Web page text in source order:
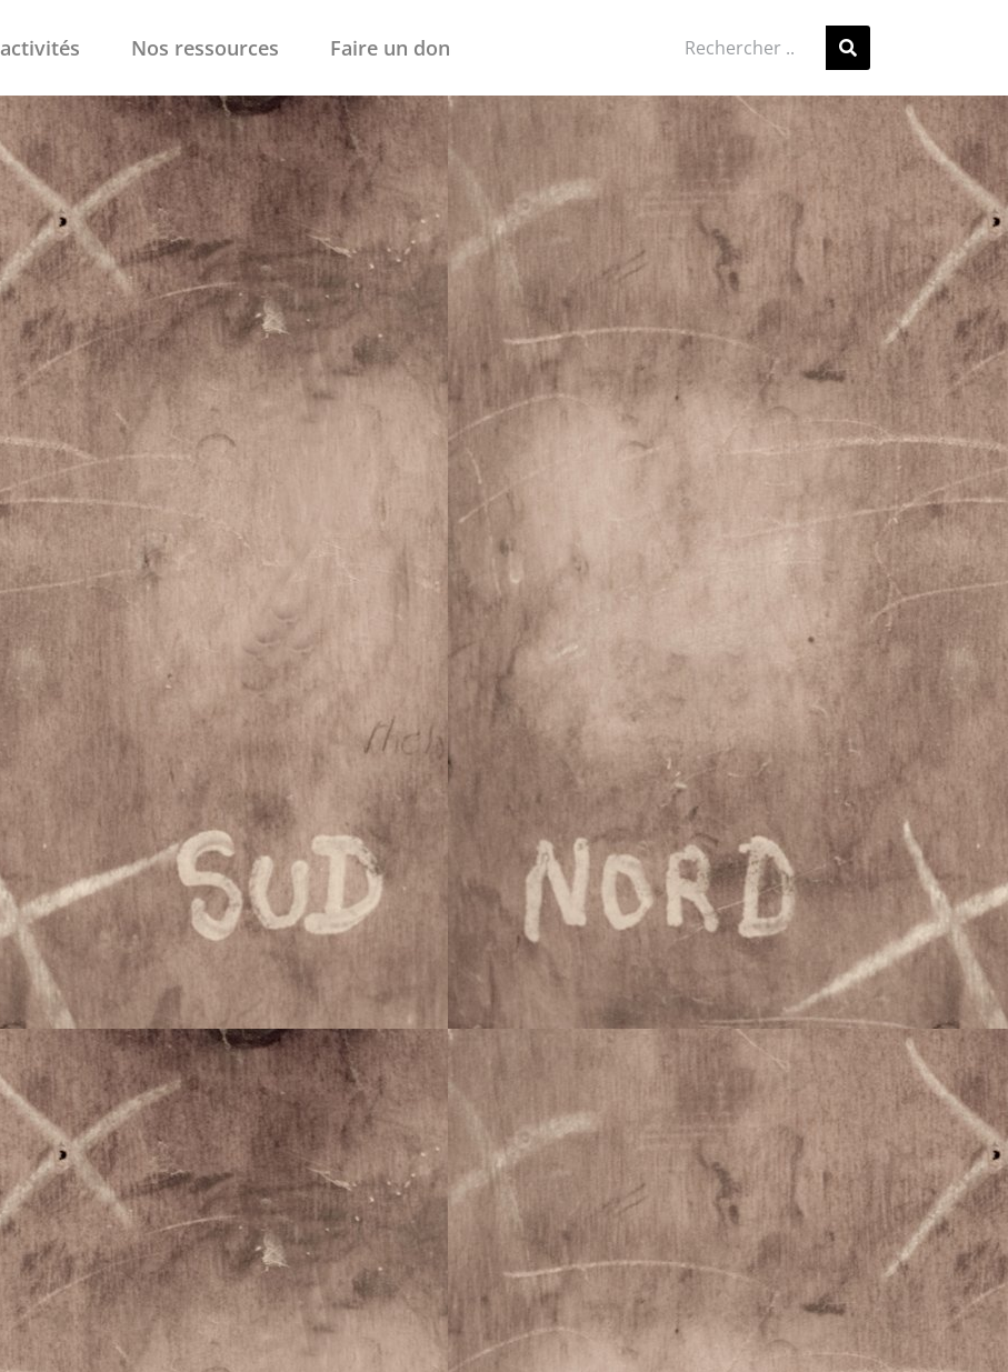
Nos ressources Faire un don